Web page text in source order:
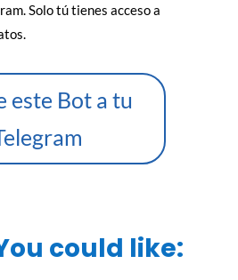
Solo tú tienes acceso a
este Bot a tu
could like: